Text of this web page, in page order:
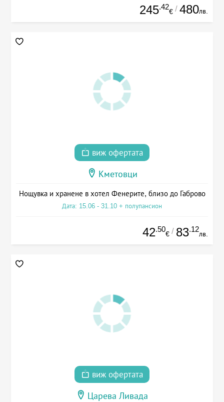
245.42
€ / 480лв.
виж офертата
Кметовци
Нощувка и хранене в хотел Фенерите, близо до Габрово
Дата: 15.06 - 31.10 + полупансион
42.50
€ / 83.12
лв.
виж офертата
Царева Ливада